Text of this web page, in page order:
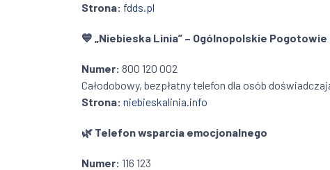
Strona: fdds.pl
💙 „Niebieska Linia” – Ogólnopolskie
Numer: 800 120 002
Całodobowy, bezpłatny telefon dla osób
Strona: niebieskalinia.info
🌿 Telefon wsparcia emocjonalnego
Numer: 116 123